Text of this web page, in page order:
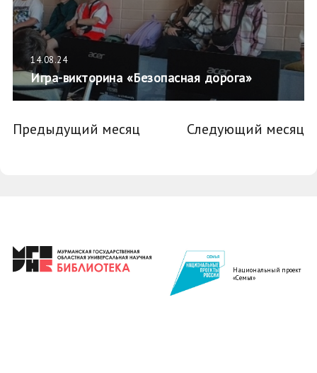
14.08.24
Игра-викторина «Безопасная дорога»
Предыдущий месяц Следующий месяц
Национальный проект
«Семья»